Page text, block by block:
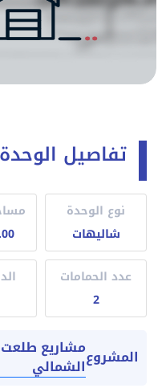
تفاصيل الوحدة
نوع الوحدة
شاليهات
عدد الحمامات
2
المشروعمشاريع
الشمالي